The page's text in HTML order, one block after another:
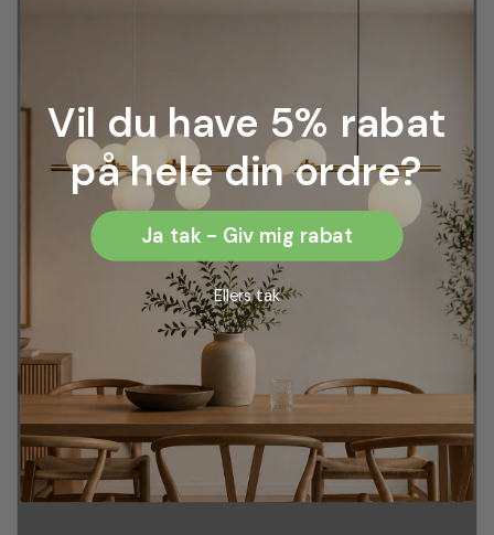
Vil du have 5% rabat
på hele din ordre?
Ja tak - Giv mig rabat
Ellers tak